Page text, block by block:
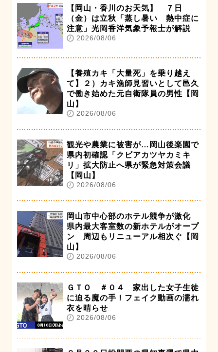
【岡山・香川のお天気】 ７日
（金）は立秋「蒸し暑い 熱中症に
注意」光岡香洋気象予報士が解説
2026/08/06
【養殖カキ「大量死」を乗り越え
て】２）カキ漁師見習いとして邑久
で働き始めた元自衛隊員の男性【岡
山】
2026/08/06
観光や農業に被害が…岡山後楽園で
県内初確認「クビアカツヤカミキ
リ」拡大防止へ県が緊急対策会議
【岡山】
2026/08/06
岡山市中心部のホテル競争が激化
県内最大客室数の新ホテルがオープ
ン 周辺もリニューアル相次ぐ【岡
山】
2026/08/06
ＧＴＯ ＃０４ 家出した女子生徒
に迫る魔の手！フェイク動画の濡れ
衣を晴らせ
2026/08/06